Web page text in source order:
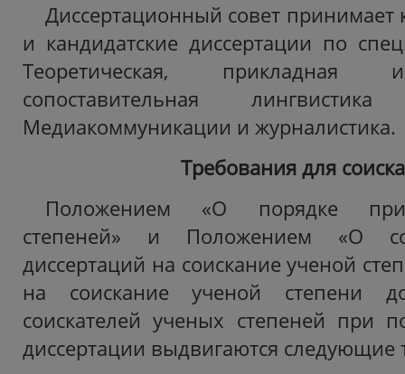
Диссертационный совет принимает
и кандидатские диссертации по
Теоретическая, прикладная
сопоставительная
Медиакоммуникации и журналистика.
Требования для
Положением «О порядке
степеней» и Положением «О
диссертаций на соискание ученой
на соискание ученой степени
соискателей ученых степеней при
диссертации выдвигаются следующие